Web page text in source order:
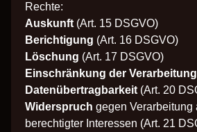
Rechte:
Auskunft (Art. 15 DSGVO)
Berichtigung (Art. 16 DSGVO)
Löschung (Art. 17 DSGVO)
Einschränkung der Verarbeitung
Datenübertragbarkeit (Art. 20
Widerspruch gegen Verarbeitung
berechtigter Interessen (Art. 21